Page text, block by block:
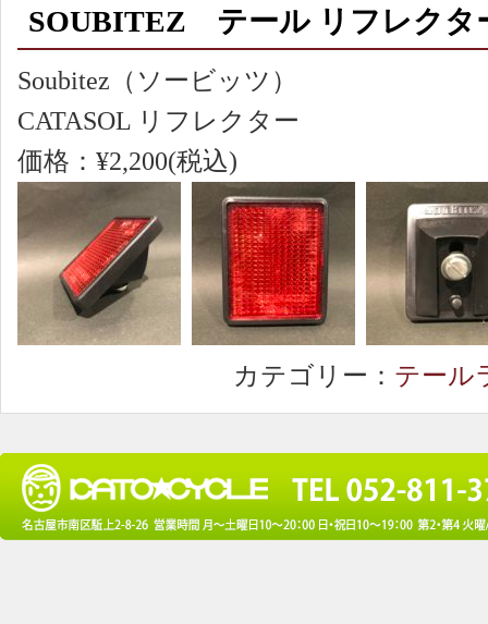
SOUBITEZ テール リフレクタ
Soubitez（ソービッツ）
CATASOL リフレクター
価格：¥2,200(税込)
カテゴリー： テール